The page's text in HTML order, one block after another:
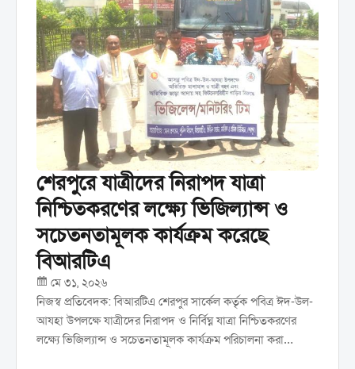
শেরপুরে যাত্রীদের নিরাপদ যাত্রা
নিশ্চিতকরণের লক্ষ্যে ভিজিল্যান্স ও
সচেতনতামূলক কার্যক্রম করেছে
বিআরটিএ
মে ৩১, ২০২৬
নিজস্ব প্রতিবেদক: বিআরটিএ শেরপুর সার্কেল কর্তৃক পবিত্র ঈদ-উল-
আযহা উপলক্ষে যাত্রীদের নিরাপদ ও নির্বিঘ্ন যাত্রা নিশ্চিতকরণের
লক্ষ্যে ভিজিল্যান্স ও সচেতনতামূলক কার্যক্রম পরিচালনা করা